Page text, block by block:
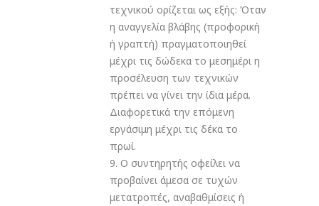
τεχνικού ορίζεται ως εξής: Όταν
η αναγγελία βλάβης (προφορική
ή γραπτή) πραγματοποιηθεί
μέχρι τις δώδεκα το μεσημέρι η
προσέλευση των τεχνικών
πρέπει να γίνει την ίδια μέρα.
Διαφορετικά την επόμενη
εργάσιμη μέχρι τις δέκα το
πρωί.
9. Ο συντηρητής οφείλει να
προβαίνει άμεσα σε τυχών
μετατροπές, αναβαθμίσεις ή